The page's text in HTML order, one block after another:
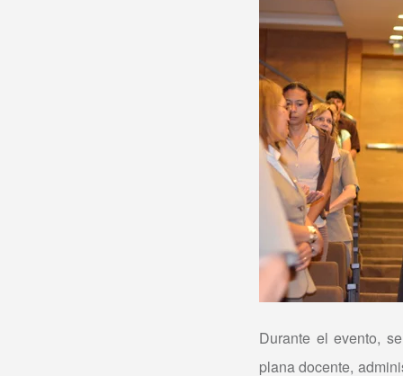
Durante el evento,
plana docente,